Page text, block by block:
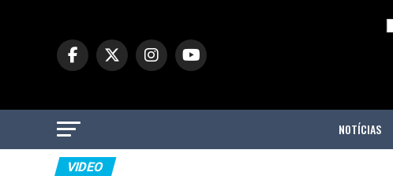
NOTÍCIAS
VIDEO